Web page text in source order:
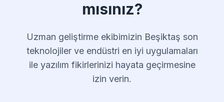
mısınız?
Uzman geliştirme ekibimizin Beşiktaş son
teknolojiler ve endüstri en iyi uygulamaları
ile yazılım fikirlerinizi hayata geçirmesine
izin verin.